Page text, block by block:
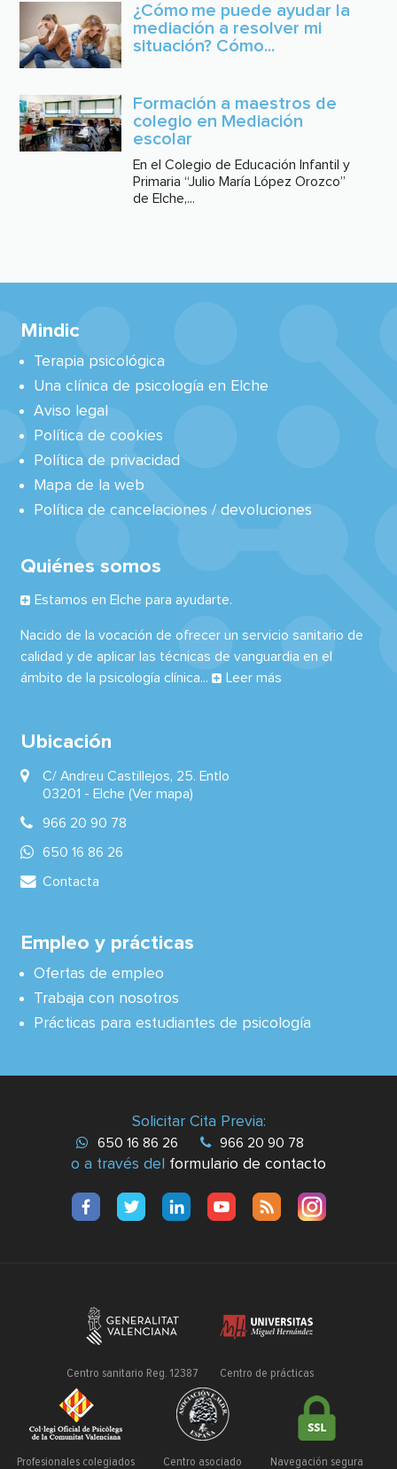
¿Cómo me puede ayudar la
mediación a resolver mi
situación? Cómo...
Formación a maestros de
colegio en Mediación
escolar
En el Colegio de Educación Infantil y
Primaria “Julio María López Orozco”
de Elche,...
Mindic
Terapia psicológica
Una clínica de psicología en Elche
Aviso legal
Política de cookies
Política de privacidad
Mapa de la web
Política de cancelaciones / devoluciones
Quiénes somos
Estamos en Elche para ayudarte.
Nacido de la vocación de ofrecer un servicio sanitario de
calidad y de aplicar las técnicas de vanguardia en el
ámbito de la psicología clínica...
Leer más
Ubicación
C/ Andreu Castillejos, 25. Entlo
03201 -Elche (Ver mapa)
966 20 90 78
650 16 86 26
Contacta
Empleo y prácticas
Ofertas de empleo
Trabaja con nosotros
Prácticas para estudiantes de psicología
Solicitar Cita Previa:
650 16 86 26 966 20 90 78
o a través del formulario de contacto
Centro sanitario Reg. 12387 Centro de prácticas
Profesionales colegiados Centro asociado Navegación segura